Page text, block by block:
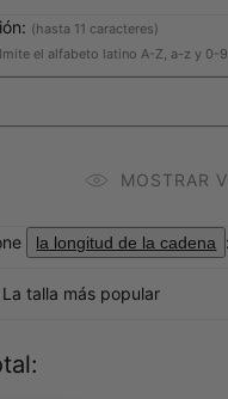
(hasta 11 caracteres)
el alfabeto latino A-Z, a-z y 0-
MOSTRAR
la longitud de la cadena :
talla más popular
: